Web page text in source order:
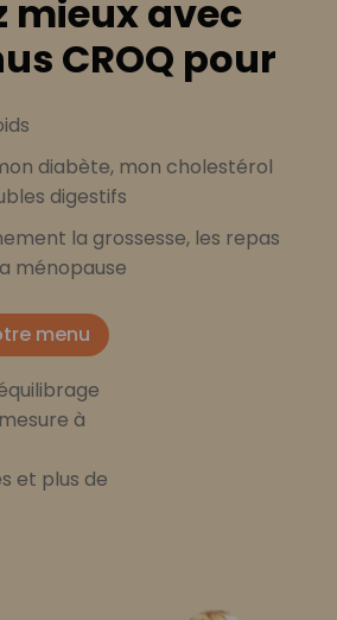
mieux avec
CROQ pour
diabète, mon cholestérol
digestifs
la grossesse, les repas
ménopause
menu
à
et plus de